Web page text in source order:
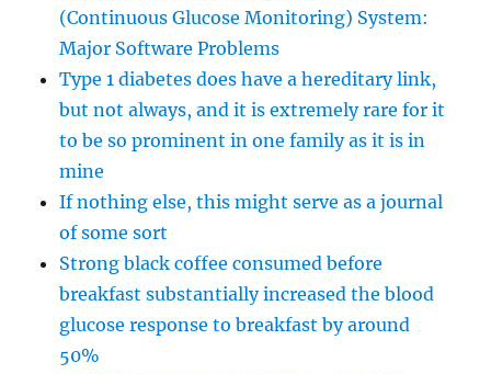
(Continuous Glucose Monitoring) System:
Major Software Problems
Type 1 diabetes does have a hereditary link,
but not always, and it is extremely rare for it
to be so prominent in one family as it is in
mine
If nothing else, this might serve as a journal
of some sort
Strong black coffee consumed before
breakfast substantially increased the blood
glucose response to breakfast by around
50%